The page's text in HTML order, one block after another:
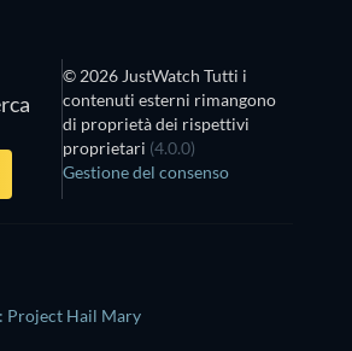
© 2026 JustWatch Tutti i
contenuti esterni rimangono
di proprietà dei rispettivi
proprietari (4.0.0)
Gestione del consenso
Project Hail Mary